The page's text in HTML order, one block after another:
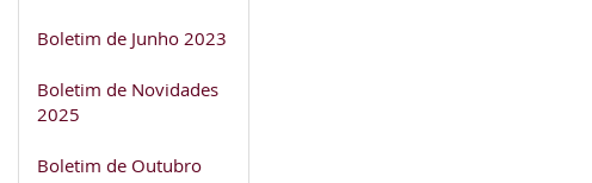
Boletim de Junho 2023
Boletim de Novidades
2025
Boletim de Outubro